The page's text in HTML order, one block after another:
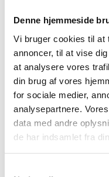
Denne hjemmeside
Vi bruger cookies til at
annoncer, til at vise
at analysere vores
din brug af vores
for sociale medier,
analysepartnere.
data med andre
de har indsamlet fra
Arbejdstid og
Barsel
Børn og unges
Chikane og
Deltidsansættelse
eller
ferieloven.
ugunst for
ikke muligt at
henhold til
lønmodtagere,
alder og hvor
arbejder.